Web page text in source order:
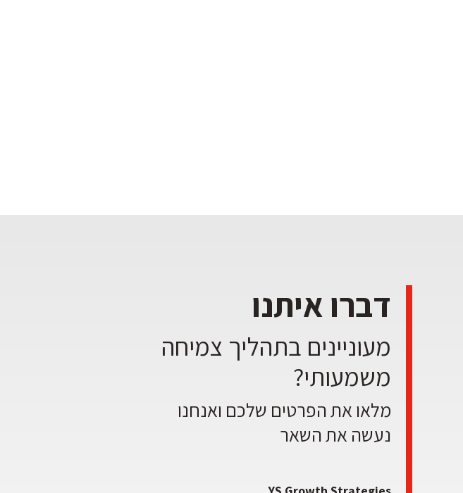
דברו איתנו
מעוניינים בתהליך צמיחה
משמעותי?
מלאו את הפרטים שלכם ואנחנו
נעשה את השאר